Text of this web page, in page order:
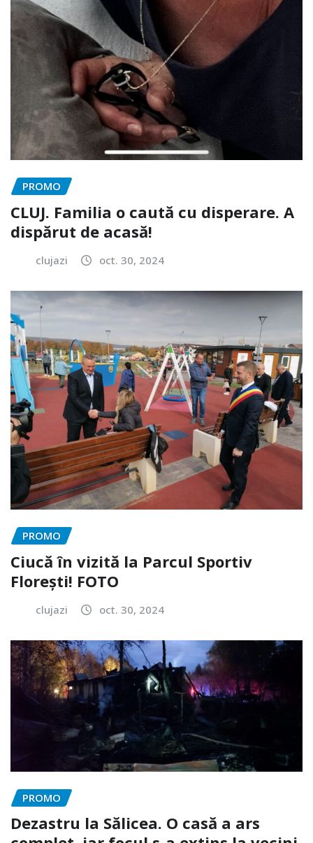
PROMO
CLUJ. Familia o caută cu disperare. A
dispărut de acasă!
clujazi oct. 30, 2024
PROMO
Ciucă în vizită la Parcul Sportiv
Florești! FOTO
clujazi oct. 30, 2024
PROMO
Dezastru la Sălicea. O casă a ars